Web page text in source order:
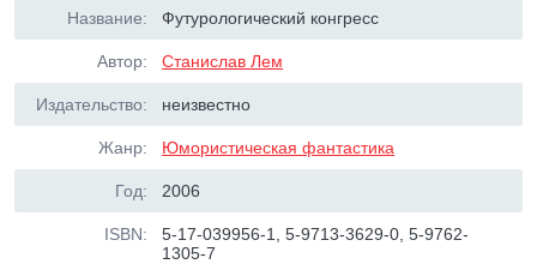
Название: Футурологический конгресс
Автор: Станислав Лем
Издательство: неизвестно
Жанр: Юмористическая фантастика
Год: 2006
ISBN:
5-17-039956-1, 5-9713-3629-0, 5-9762-
1305-7